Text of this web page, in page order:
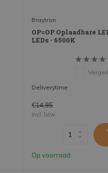
Braytron
OP=OP Oplaadbare
LEDs - 6500K
Deliverytime
€14,95
Incl. btw
Op voorraad